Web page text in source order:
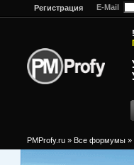
Регистрация E-Mail
PMProfy.ru » Все формумы »